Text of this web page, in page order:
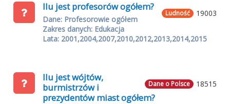
19003
Ludność
Ilu jest profesorów ogółem?
Dane: Profesorowie ogółem
Zakres danych: Edukacja
Lata: 2001,2004,2007,2010,2012,2013,2014,2015
18515
Dane o Polsce
Ilu jest wójtów,
burmistrzów i
prezydentów miast ogółem?